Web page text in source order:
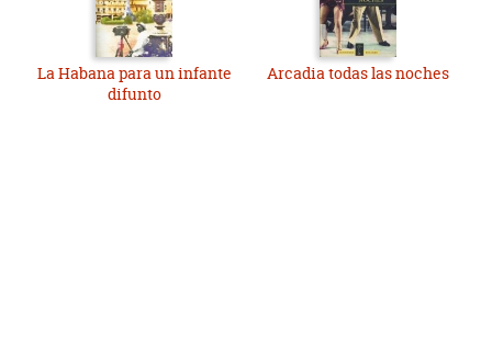
La Habana para un infante
difunto
Arcadia todas las noches